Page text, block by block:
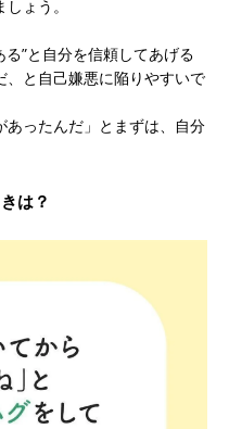
ょう。
”と自分を信頼してあげる
、と自己嫌悪に陥りやすいで
あったんだ」とまずは、自分
は？